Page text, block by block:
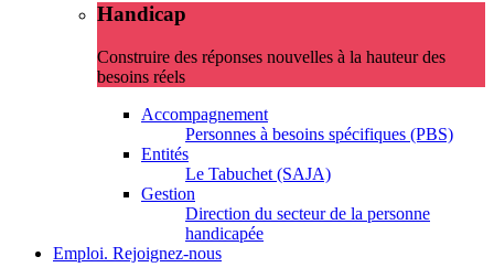
Handicap
Construire des réponses nouvelles à la hauteur des
besoins réels
Accompagnement
Personnes à besoins spécifiques (PBS)
Entités
Le Tabuchet (SAJA)
Gestion
Direction du secteur de la personne
handicapée
Emploi. Rejoignez-nous